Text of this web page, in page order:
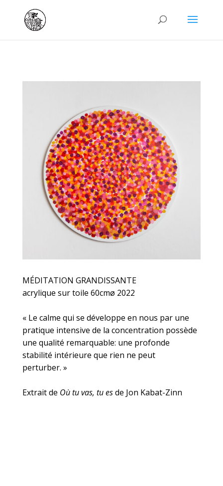
MÉDITATION GRANDISSANTE​​​​​​​​
acrylique sur toile 60cmø 2022​​​​​​​​
« Le calme qui se développe en nous par une
pratique intensive de la concentration possède
une qualité remarquable: une profonde
stabilité intérieure que rien ne peut
perturber. » ​​​​​​​​
Extrait de Où tu vas, tu esde Jon Kabat-Zinn